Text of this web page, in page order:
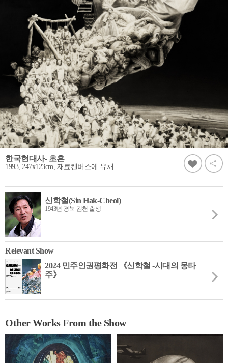
한국현대사- 초혼
1993, 247x123cm, 재료캔버스에 유채
신학철(Sin Hak-Cheol)
1943년 경북 김천 출생
Relevant Show
2024 민주인권평화전 《신학철 -시대의 몽타
주》
Other Works From the Show